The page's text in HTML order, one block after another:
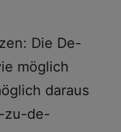
Die De-
möglich
daraus
zu-de-